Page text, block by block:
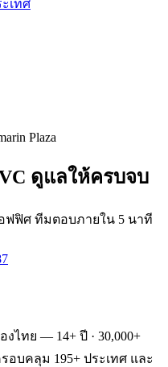
เทศ
Plaza
ดูแลให้ครบจบ
ฟฟิศ ทีมตอบภายใน 5 นาที
ไทย — 14+ ปี · 30,000+
ครอบคลุม 195+ ประเทศ และ